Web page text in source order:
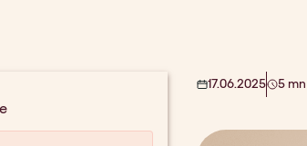
17.06.2025 5 mn